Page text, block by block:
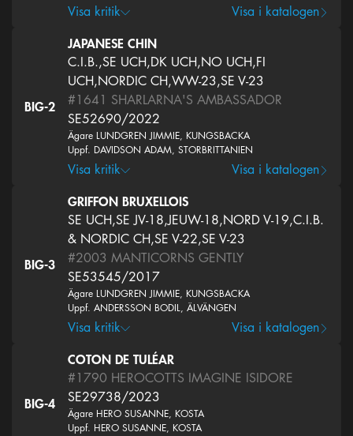
Visa kritik Visa i katalogen
BIG-2
JAPANESE CHIN
C.I.B.,SE UCH,DK UCH,NO UCH,FI
UCH,NORDIC CH,WW-23,SE V-23
#1641 SHARLARNA'S AMBASSADOR
SE52690/2022
Ägare LUNDGREN JIMMIE, KUNGSBACKA
Uppf. DAVIDSON ADAM, STORBRITTANIEN
Visa kritik Visa i katalogen
BIG-3
GRIFFON BRUXELLOIS
SE UCH,SE JV-18,JEUW-18,NORD V-19,C.I.B.
& NORDIC CH,SE V-22,SE V-23
#2003 MANTICORNS GENTLY
SE53545/2017
Ägare LUNDGREN JIMMIE, KUNGSBACKA
Uppf. ANDERSSON BODIL, ÄLVÄNGEN
Visa kritik Visa i katalogen
BIG-4
COTON DE TULÉAR
#1790 HEROCOTTS IMAGINE ISIDORE
SE29738/2023
Ägare HERO SUSANNE, KOSTA
Uppf. HERO SUSANNE, KOSTA